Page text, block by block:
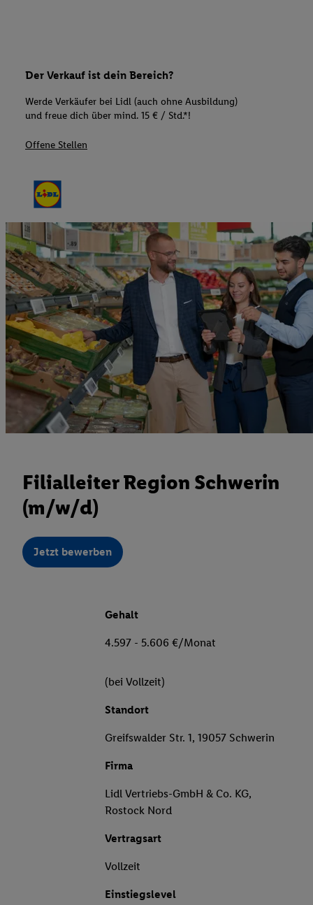
Der Verkauf ist dein Bereich?
Werde Verkäufer bei Lidl (auch ohne Ausbildung)
und freue dich über mind. 15 € / Std.*!
Offene Stellen
Filialleiter Region Schwerin
(m/w/d)
Jetzt bewerben
Gehalt
4.597 - 5.606 €/Monat
(bei Vollzeit)
Standort
Greifswalder Str. 1, 19057 Schwerin
Firma
Lidl Vertriebs-GmbH & Co. KG,
Rostock Nord
Vertragsart
Vollzeit
Einstiegslevel